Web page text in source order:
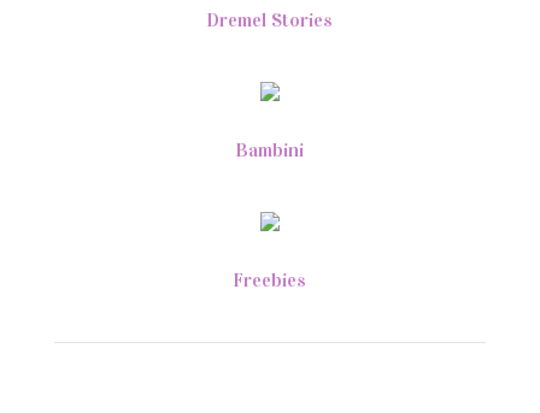
Dremel Stories
Bambini
Freebies